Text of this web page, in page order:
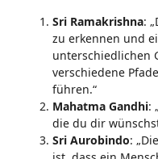
Sri Ramakrishna:
zu erkennen und
unterschiedlichen
verschiedene
führen.“
Mahatma Gandhi:
die du dir
Sri Aurobindo: